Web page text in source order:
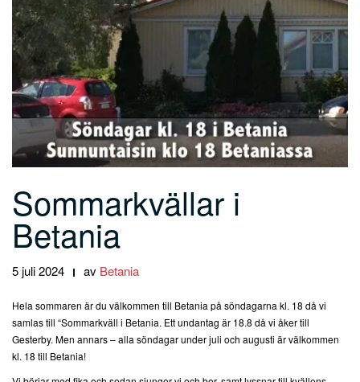
Sommarkvällar i
Betania
5 juli 2024 av Betania
Hela sommaren är du välkommen till Betania på söndagarna kl. 18 då vi
samlas till “Sommarkväll i Betania. Ett undantag är 18.8 då vi åker till
Gesterby. Men annars – alla söndagar under juli och augusti är välkommen
kl. 18 till Betania!